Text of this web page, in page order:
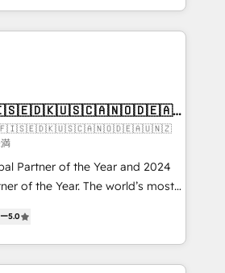
on technical execution - building
companies need to
Services - Managed IT (MSP) -
implementations and portal
migrations, CRM architecture,
✔️ Custom integrations
✔️ User adoption
Through project-
organizations through the
- delivering the right
right time so operations
🇬🇧🇫🇮🇸🇪🇩🇰🇺🇸🇨🇦🇳🇴🇩🇪🇦🇺🇳🇿
Partner of the Year and 2024
of the Year. The world’s most
across EMEA, APAC and NAM,
CRM programmes and
5.0